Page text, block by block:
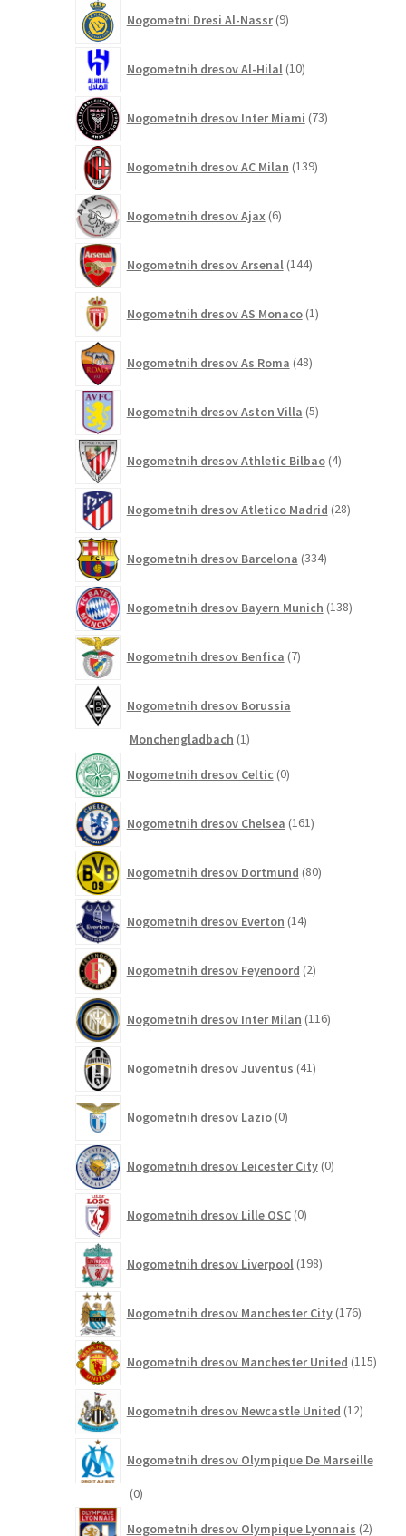
Nogometni Dresi Al-Nassr 9izdelkov
Nogometnih dresov Al-Hilal 10izdelkov
Nogometnih dresov Inter Miami 73izdelkov
Nogometnih dresov AC Milan 139izdelkov
Nogometnih dresov Ajax 6izdelkov
Nogometnih dresov Arsenal 144izdelkov
Nogometnih dresov AS Monaco 1izdelek
Nogometnih dresov As Roma 48izdelkov
Nogometnih dresov Aston Villa 5izdelkov
Nogometnih dresov Athletic Bilbao 4izdelki
Nogometnih dresov Atletico Madrid 28izdelkov
Nogometnih dresov Barcelona 334izdelkov
Nogometnih dresov Bayern Munich 138izdelkov
Nogometnih dresov Benfica 7izdelkov
Nogometnih dresov Borussia
Monchengladbach 11
Nogometnih dresov Celtic 0izdelkov
Nogometnih dresov Chelsea 161izdelkov
Nogometnih dresov Dortmund 80izdelkov
Nogometnih dresov Everton 14izdelkov
Nogometnih dresov Feyenoord 2izdelka
Nogometnih dresov Inter Milan 116izdelkov
Nogometnih dresov Juventus 41izdelkov
Nogometnih dresov Lazio 0izdelkov
Nogometnih dresov Leicester City 0izdelkov
Nogometnih dresov Lille OSC 0izdelkov
Nogometnih dresov Liverpool 198izdelkov
Nogometnih dresov Manchester City 176izdelkov
Nogometnih dresov Manchester United 115
Nogometnih dresov Newcastle United 12izdelkov
Nogometnih dresov Olympique De Marseille
00
Nogometnih dresov Olympique Lyonnais 2